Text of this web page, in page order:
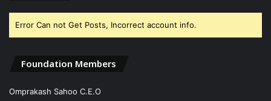
Error Can not Get Posts, Incorrect account info.
Foundation Members
Omprakash Sahoo C.E.O